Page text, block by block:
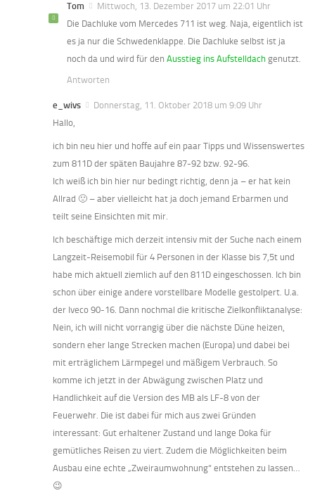
Tom
Mittwoch, 13. Dezember 2017 um 22:01 Uhr
Die Dachluke vom Mercedes 711 ist weg. Naja, eigentlich ist
es ja nur die Schwedenklappe. Die Dachluke selbst ist ja
noch da und wird für den Ausstieg ins Aufstelldach genutzt.
Antworten
e_wivs
Donnerstag, 11. Oktober 2018 um 9:09 Uhr
Hallo,
ich bin neu hier und hoffe auf ein paar Tipps und Wissenswertes
zum 811D der späten Baujahre 87-92 bzw. 92-96.
Ich weiß ich bin hier nur bedingt richtig, denn ja – er hat kein
Allrad 🙁 – aber vielleicht hat ja doch jemand Erbarmen und
teilt seine Einsichten mit mir.
Ich beschäftige mich derzeit intensiv mit der Suche nach einem
Langzeit-Reisemobil für 4 Personen in der Klasse bis 7,5t und
habe mich aktuell ziemlich auf den 811D eingeschossen. Ich bin
schon über einige andere vorstellbare Modelle gestolpert. U.a.
der Iveco 90-16. Dann nochmal die kritische Zielkonfliktanalyse:
Nein, ich will nicht vorrangig über die nächste Düne heizen,
sondern eher lange Strecken machen (Europa) und dabei bei
mit erträglichem Lärmpegel und mäßigem Verbrauch. So
komme ich jetzt in der Abwägung zwischen Platz und
Handlichkeit auf die Version des MB als LF-8 von der
Feuerwehr. Die ist dabei für mich aus zwei Gründen
interessant: Gut erhaltener Zustand und lange Doka für
gemütliches Reisen zu viert. Zudem die Möglichkeiten beim
Ausbau eine echte „Zweiraumwohnung“ entstehen zu lassen…
😉